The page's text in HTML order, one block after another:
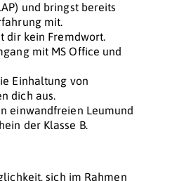
und bringst bereits
mit.
dir kein Fremdwort.
mit MS Office und
Einhaltung von
dich aus.
einwandfreien Leumund
der Klasse B.
sich im Rahmen